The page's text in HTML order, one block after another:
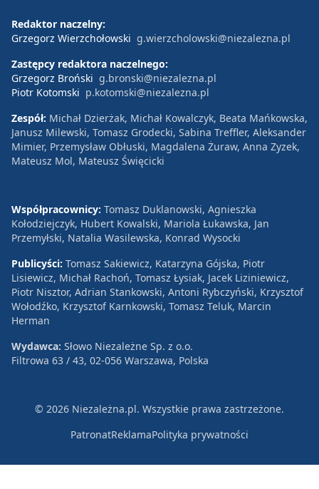
Redaktor naczelny:
Grzegorz Wierzchołowski g.wierzcholowski@niezalezna.pl
Zastępcy redaktora naczelnego:
Grzegorz Broński g.bronski@niezalezna.pl
Piotr Kotomski p.kotomski@niezalezna.pl
Zespół: Michał Dzierżak, Michał Kowalczyk, Beata Mańkowska,
Janusz Milewski, Tomasz Grodecki, Sabina Treffler, Aleksander
Mimier, Przemysław Obłuski, Magdalena Żuraw, Anna Zyzek,
Mateusz Mol, Mateusz Święcicki
Współpracownicy: Tomasz Duklanowski, Agnieszka
Kołodziejczyk, Hubert Kowalski, Mariola Łukawska, Jan
Przemyłski, Natalia Wasilewska, Konrad Wysocki
Publicyści: Tomasz Sakiewicz, Katarzyna Gójska, Piotr
Lisiewicz, Michał Rachoń, Tomasz Łysiak, Jacek Liziniewicz,
Piotr Nisztor, Adrian Stankowski, Antoni Rybczyński, Krzysztof
Wołodźko, Krzysztof Karnkowski, Tomasz Teluk, Marcin
Herman
Wydawca: Słowo Niezależne Sp. z o.o.
Filtrowa 63 / 43, 02-056 Warszawa, Polska
© 2026 Niezależna.pl. Wszystkie prawa zastrzeżone.
PatronatReklamaPolityka prywatności